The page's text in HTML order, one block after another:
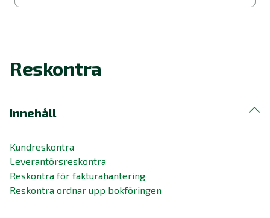
Felsökning
Support Play
Reskontra
Innehåll
Kundreskontra
Leverantörsreskontra
Reskontra för fakturahantering
Reskontra ordnar upp bokföringen